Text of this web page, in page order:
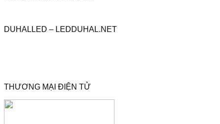
DUHALLED – LEDDUHAL.NET
THƯƠNG MẠI ĐIỆN TỬ